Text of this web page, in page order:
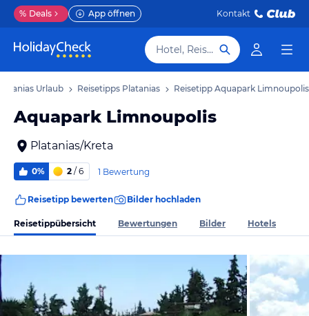
% Deals App öffnen Kontakt
Hotel, Reiseziel
Urlaub Reisetipps Platanias Reisetipp Aquapark Limnoupolis
Aquapark Limnoupolis
Platanias/Kreta
0% 2 / 6 1 Bewertung
Reisetipp bewerten Bilder hochladen
Reisetippübersicht Bewertungen Bilder Hotels